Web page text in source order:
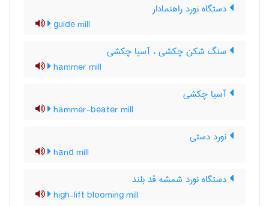
دستگاه نورد راهنمادار
guide mill
سنگ شکن چکشی ، آسیا چکشی
hammer mill
آسیا چکشی
hammer-beater mill
نورد دستی
hand mill
دستگاه نورد شمشه قد بلند
high-lift blooming mill